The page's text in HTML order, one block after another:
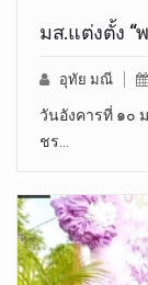
มส.แต่งตั้ง “
อุทัย มณี
วันอังคารที่ ๑๐
ชร…